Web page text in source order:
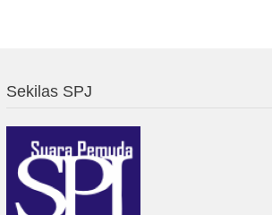
Sekilas SPJ